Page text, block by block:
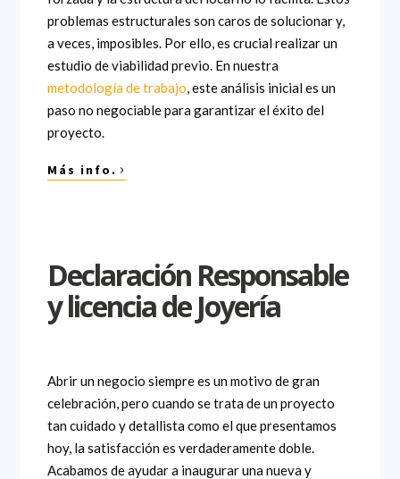
problemas estructurales son caros de solucionar y,
a veces, imposibles. Por ello, es crucial realizar un
estudio de viabilidad previo. En nuestra
metodología de trabajo, este análisis inicial es un
paso no negociable para garantizar el éxito del
proyecto.
Más info. ›
Declaración Responsable
y licencia de Joyería
Abrir un negocio siempre es un motivo de gran
celebración, pero cuando se trata de un proyecto
tan cuidado y detallista como el que presentamos
hoy, la satisfacción es verdaderamente doble.
Acabamos de ayudar a inaugurar una nueva y